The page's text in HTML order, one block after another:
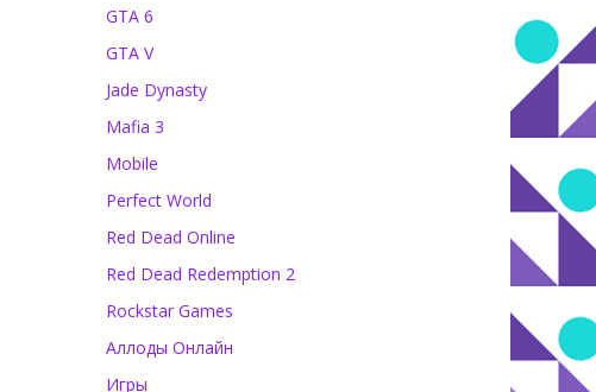
GTA 6
GTA V
Jade Dynasty
Mafia 3
Mobile
Perfect World
Red Dead Online
Red Dead Redemption 2
Rockstar Games
Аллоды Онлайн
Игры